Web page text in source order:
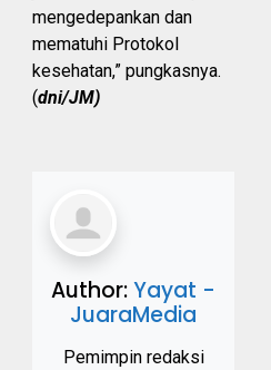
mengedepankan dan
mematuhi Protokol
kesehatan,” pungkasnya.
(dni/JM)
Author:Yayat -
JuaraMedia
Pemimpin redaksi